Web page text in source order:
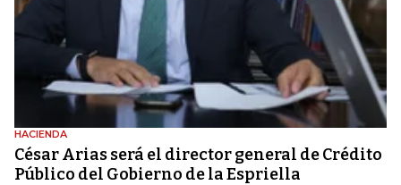
HACIENDA
César Arias será el director general de Crédito
Público del Gobierno de la Espriella